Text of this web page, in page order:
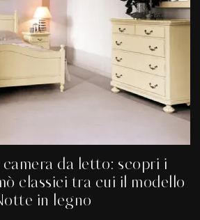
camera da letto: scopri i
classici tra cui il modello
in legno